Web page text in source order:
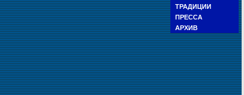
ТРАДИЦИИ
ПРЕССА
АРХИВ